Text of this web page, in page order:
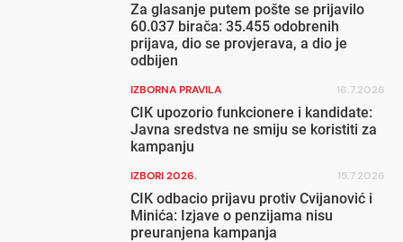
Za glasanje putem pošte se prijavilo
60.037 birača: 35.455 odobrenih
prijava, dio se provjerava, a dio je
odbijen
IZBORNA PRAVILA 16.7.2026
CIK upozorio funkcionere i kandidate:
Javna sredstva ne smiju se koristiti za
kampanju
IZBORI 2026. 15.7.2026
CIK odbacio prijavu protiv Cvijanović i
Minića: Izjave o penzijama nisu
preuranjena kampanja